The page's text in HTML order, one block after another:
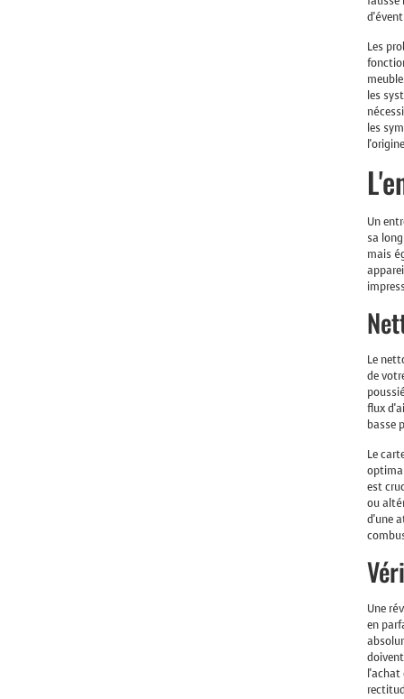
Les
les
les
Un
sa
mais
Le
de
flux
basse
Le
est
ou
d'une
Une
en
l'achat